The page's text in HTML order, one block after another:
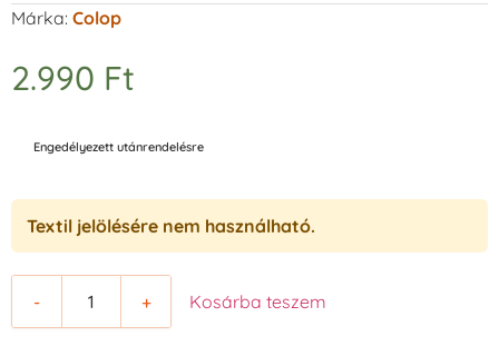
Márka: Colop
2.990 Ft
Engedélyezett utánrendelésre
Textil jelölésére nem használható.
- + Kosárba teszem